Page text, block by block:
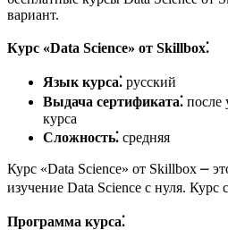
вариант.​
Курс «Data Science» от Skillbox⁚
Язык курса⁚ русский
Выдача сертификата⁚ после
курса
Сложность⁚ средняя
Курс «Data Science» от Skillbox ⎼
изучение Data Science с нуля.​ Курс
Программа курса⁚